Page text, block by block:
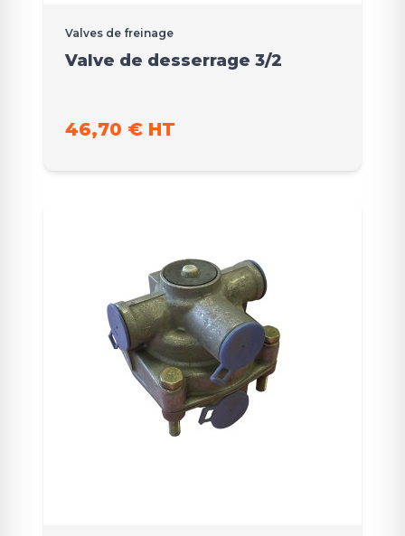
Valves de freinage
Valve de desserrage 3/2
46,70 € HT